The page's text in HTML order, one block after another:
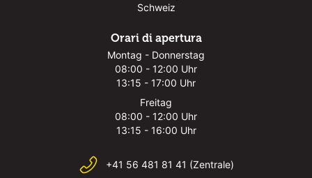
Schweiz
Orari di apertura
Montag - Donnerstag
08:00 - 12:00 Uhr
13:15 - 17:00 Uhr
Freitag
08:00 - 12:00 Uhr
13:15 - 16:00 Uhr
+41 56 481 81 41 (Zentrale)